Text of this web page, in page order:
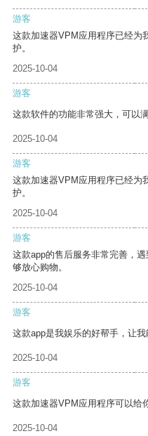
游客
这款加速器VPM应用程序已经为
护。
2025-10-04
游客
这款软件的功能非常强大，可以
2025-10-04
游客
这款加速器VPM应用程序已经为
护。
2025-10-04
游客
这款app的售后服务非常完善，
够放心购物。
2025-10-04
游客
这款app是我娱乐的好帮手，让我
2025-10-04
游客
这款加速器VPM应用程序可以给
2025-10-04